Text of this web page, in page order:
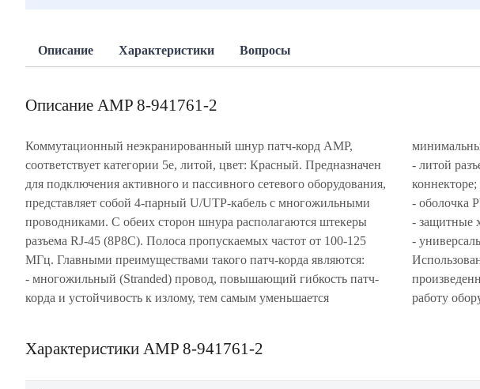
Описание Характеристики Вопросы
Описание AMP 8-941761-2
Коммутационный неэкранированный шнур патч-корд AMP,
cоответствует категории 5e, литой, цвет: Красный. Предназначен
для подключения активного и пассивного сетевого оборудования,
представляет собой 4-парный U/UTP-кабель с многожильными
проводниками. С обеих сторон шнура располагаются штекеры
разъема RJ-45 (8P8C). Полоса пропускаемых частот от 100-125
МГц. Главными преимуществами такого патч-корда являются:
- многожильный (Stranded) провод, повышающий гибкость патч-
корда и устойчивость к излому, тем самым уменьшается
- литой
коннекторе;
- оболочка
- защитные
-
работу
Характеристики AMP 8-941761-2